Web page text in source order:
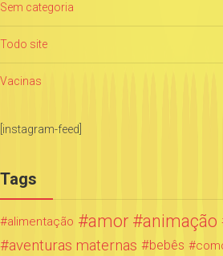
Sem categoria
Todo site
Vacinas
[instagram-feed]
Tags
alimentação amor animação
aventuras maternas bebês